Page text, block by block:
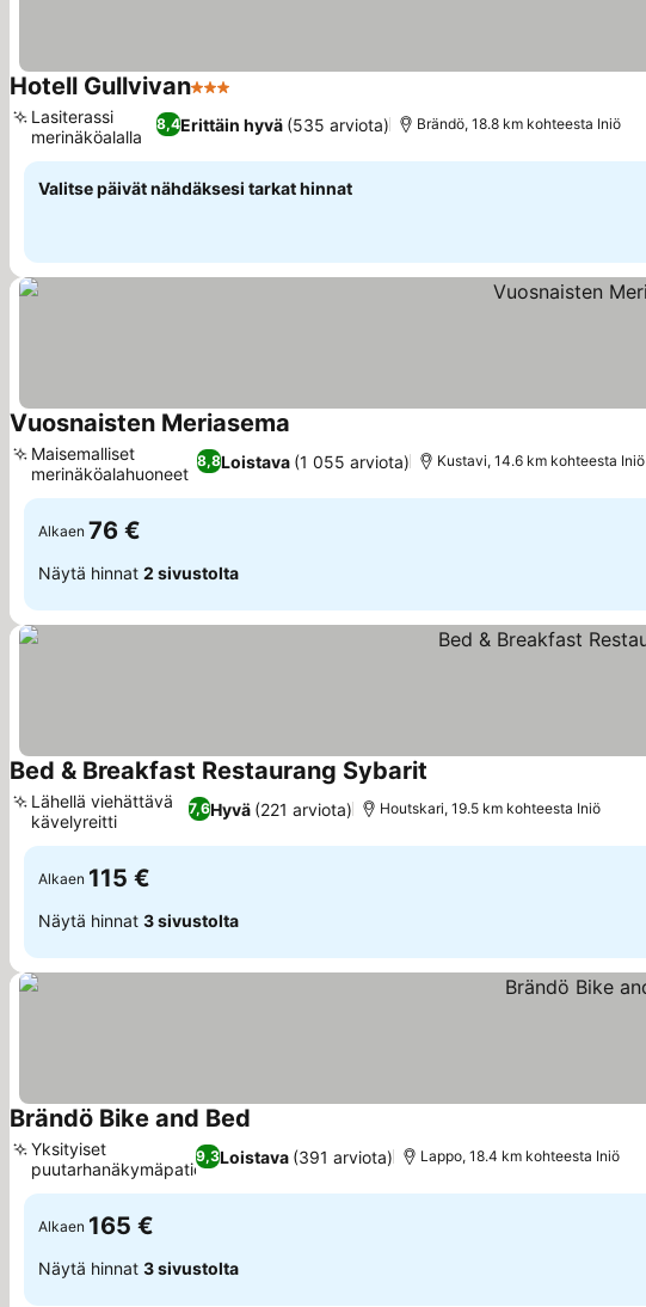
Hotell Gullvivan3 Tähtiluokitus
8,4Erittäin hyvä (535 arviota)
Lasiterassi
merinäköalalla
Brändö, 18.8 km kohteesta Iniö
Valitse päivät nähdäksesi tarkat hinnat
Vuosnaisten Meriasema
8,8Loistava (1 055 arviota)
Maisemalliset
merinäköalahuoneet
Kustavi, 14.6 km kohteesta Iniö
Alkaen 76 €
Näytä hinnat 2 sivustolta
Bed & Breakfast Restaurang Sybarit
7,6Hyvä (221 arviota)
Lähellä viehättävä
kävelyreitti
Houtskari, 19.5 km kohteesta Iniö
Alkaen 115 €
Näytä hinnat 3 sivustolta
Brändö Bike and Bed
9,3Loistava (391 arviota)
Yksityiset
puutarhanäkymäpatiot
Lappo, 18.4 km kohteesta Iniö
Alkaen 165 €
Näytä hinnat 3 sivustolta